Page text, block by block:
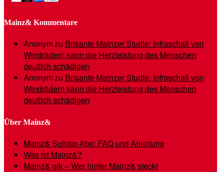
Mainz& Kommentare
Anonymzu Brisante Mainzer Studie: Infraschall von
Windrädern kann die Herzleistung des Menschen
deutlich schädigen
Anonymzu Brisante Mainzer Studie: Infraschall von
Windrädern kann die Herzleistung des Menschen
deutlich schädigen
Über Mainz&
Mainz& Solidar-Abo: FAQ und Anleitung
Was ist Mainz&?
Mainz& gik – Wer hinter Mainz& steckt